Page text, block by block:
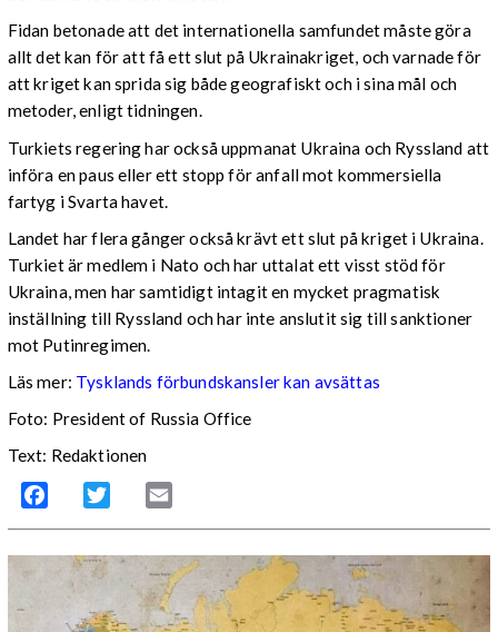
Fidan betonade att det internationella samfundet måste göra
allt det kan för att få ett slut på Ukrainakriget, och varnade för
att kriget kan sprida sig både geografiskt och i sina mål och
metoder, enligt tidningen.
Turkiets regering har också uppmanat Ukraina och Ryssland att
införa en paus eller ett stopp för anfall mot kommersiella
fartyg i Svarta havet.
Landet har flera gånger också krävt ett slut på kriget i Ukraina.
Turkiet är medlem i Nato och har uttalat ett visst stöd för
Ukraina, men har samtidigt intagit en mycket pragmatisk
inställning till Ryssland och har inte anslutit sig till sanktioner
mot Putinregimen.
Läs mer: Tysklands förbundskansler kan avsättas
Foto: President of Russia Office
Text: Redaktionen
Facebook Twitter